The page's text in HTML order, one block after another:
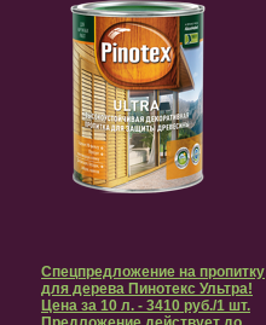
Спецпредложение на пропитку
для дерева Пинотекс Ультра!
Цена за 10 л. - 3410 руб./1 шт.